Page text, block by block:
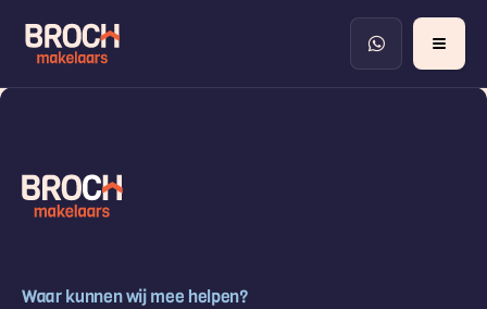
Waar kunnen wij mee helpen?